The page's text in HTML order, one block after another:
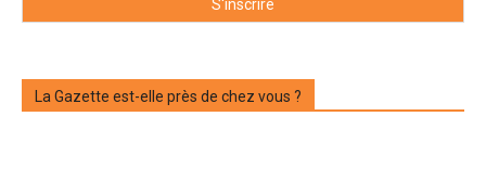
La Gazette est-elle près de chez vous ?